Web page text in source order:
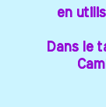
en
Dans le
en
Dans le